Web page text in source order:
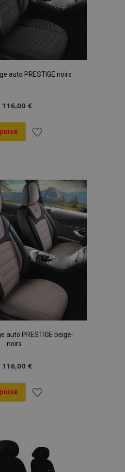
auto PRESTIGE noirs
116,00 €
liste
d'achats
auto PRESTIGE beige-
noirs
116,00 €
liste
d'achats